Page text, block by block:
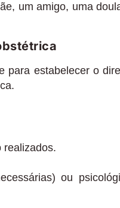
um amigo, uma
para estabelecer o
realizados.
ou